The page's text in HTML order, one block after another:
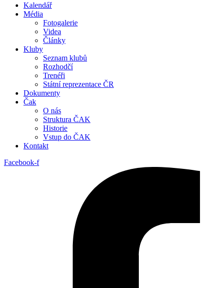
Kalendář
Média
Fotogalerie
Videa
Články
Kluby
Seznam klubů
Rozhodčí
Trenéři
Státní reprezentace ČR
Dokumenty
Čak
O nás
Struktura ČAK
Historie
Vstup do ČAK
Kontakt
Facebook-f